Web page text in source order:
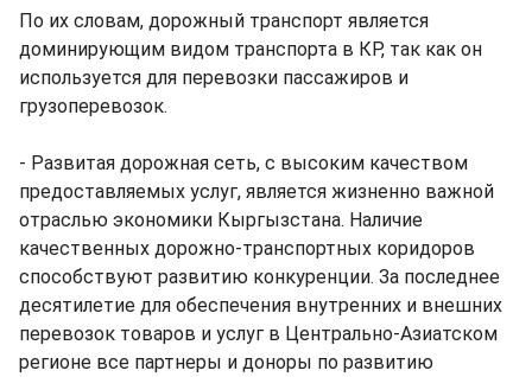
По их словам, дорожный транспорт является
доминирующим видом транспорта в КР, так как он
используется для перевозки пассажиров и
грузоперевозок.
- Развитая дорожная сеть, с высоким качеством
предоставляемых услуг, является жизненно важной
отраслью экономики Кыргызстана. Наличие
качественных дорожно-транспортных коридоров
способствуют развитию конкуренции. За последнее
десятилетие для обеспечения внутренних и внешних
перевозок товаров и услуг в Центрально-Азиатском
регионе все партнеры и доноры по развитию